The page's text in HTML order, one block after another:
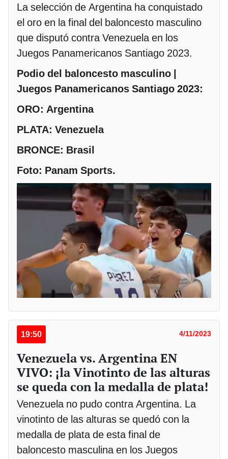
La selección de Argentina ha conquistado
el oro en la final del baloncesto masculino
que disputó contra Venezuela en los
Juegos Panamericanos Santiago 2023.
Podio del baloncesto masculino |
Juegos Panamericanos Santiago 2023:
ORO: Argentina
PLATA: Venezuela
BRONCE: Brasil
Foto: Panam Sports.
19:50 4/11/2023
Venezuela vs. Argentina EN
VIVO: ¡la Vinotinto de las alturas
se queda con la medalla de plata!
Venezuela no pudo contra Argentina. La
vinotinto de las alturas se quedó con la
medalla de plata de esta final de
baloncesto masculina en los Juegos